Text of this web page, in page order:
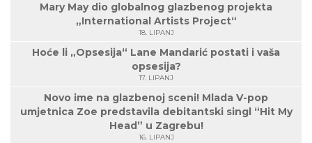
Mary May dio globalnog glazbenog projekta
„International Artists Project“
18. LIPANJ
Hoće li „Opsesija“ Lane Mandarić postati i vaša
opsesija?
17. LIPANJ
Novo ime na glazbenoj sceni! Mlada V-pop
umjetnica Zoe predstavila debitantski singl “Hit My
Head” u Zagrebu!
16. LIPANJ